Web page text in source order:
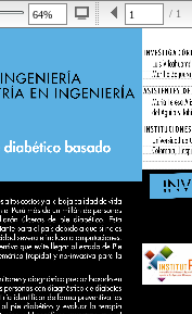
/ 1